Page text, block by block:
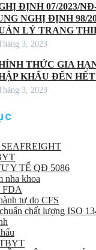
ĐỊNH 07/2023/
NGHỊ ĐỊNH 98/
LÝ TRANG
3, 2023
THỨC GIA
KHẨU ĐẾN HẾT
3, 2023
Y TẾ QĐ 5086
nha khoa
tự do CFS
chất lượng ISO